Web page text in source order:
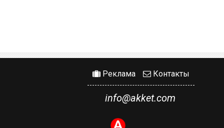
Реклама Контакты
info@akket.com